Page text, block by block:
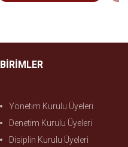
BİRİMLER
Yönetim Kurulu Üyeleri
Denetim Kurulu Üyeleri
Disiplin Kurulu Üyeleri